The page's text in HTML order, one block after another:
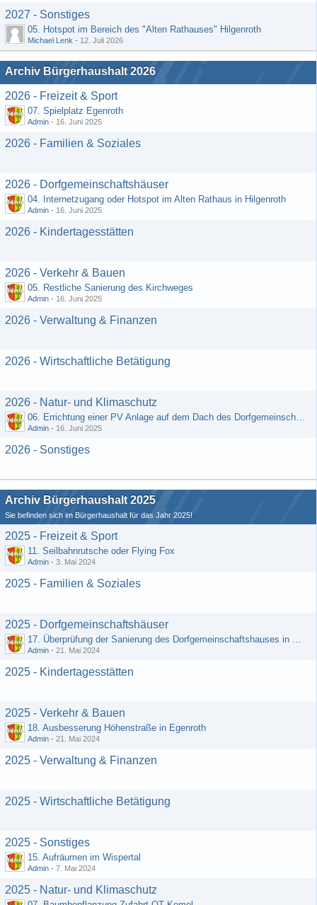
2027 - Sonstiges
05. Hotspot im Bereich des "Alten Rathauses" Hilgenroth
Michael Lenk - 12. Juli 2026
Archiv Bürgerhaushalt 2026
2026 - Freizeit & Sport
07. Spielplatz Egenroth
Admin - 16. Juni 2025
2026 - Familien & Soziales
2026 - Dorfgemeinschaftshäuser
04. Internetzugang oder Hotspot im Alten Rathaus in Hilgenroth
Admin - 16. Juni 2025
2026 - Kindertagesstätten
2026 - Verkehr & Bauen
05. Restliche Sanierung des Kirchweges
Admin - 16. Juni 2025
2026 - Verwaltung & Finanzen
2026 - Wirtschaftliche Betätigung
2026 - Natur- und Klimaschutz
06. Errichtung einer PV Anlage auf dem Dach des Dorfgemeinschaftshauses
Admin - 16. Juni 2025
2026 - Sonstiges
Archiv Bürgerhaushalt 2025
Sie befinden sich im Bürgerhaushalt für das Jahr 2025!
2025 - Freizeit & Sport
11. Seilbahnrutsche oder Flying Fox
Admin - 3. Mai 2024
2025 - Familien & Soziales
2025 - Dorfgemeinschaftshäuser
17. Überprüfung der Sanierung des Dorfgemeinschaftshauses in Egenroth
Admin - 21. Mai 2024
2025 - Kindertagesstätten
2025 - Verkehr & Bauen
18. Ausbesserung Höhenstraße in Egenroth
Admin - 21. Mai 2024
2025 - Verwaltung & Finanzen
2025 - Wirtschaftliche Betätigung
2025 - Sonstiges
15. Aufräumen im Wispertal
Admin - 7. Mai 2024
2025 - Natur- und Klimaschutz